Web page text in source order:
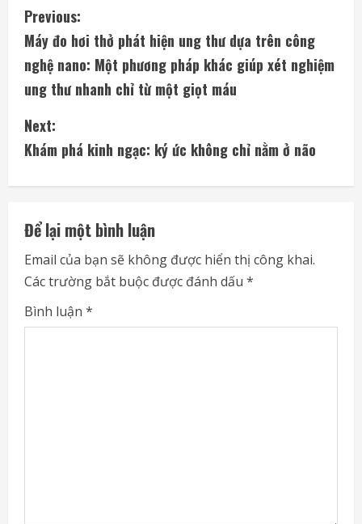
C
o
n
t
i
n
u
e
R
e
Previous:
Máy đo hơi thở phát hiện ung thư dựa trên công
nghệ nano: Một phương pháp khác giúp xét nghiệm
ung thư nhanh chỉ từ một giọt máu
Next:
Khám phá kinh ngạc: ký ức không chỉ nằm ở não
Để lại một bình luận
Email của bạn sẽ không được hiển thị công khai.
Các trường bắt buộc được đánh dấu *
Bình luận *